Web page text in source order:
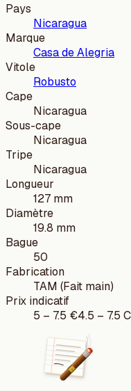
Pays
Nicaragua
Marque
Casa de Alegria
Vitole
Robusto
Cape
Nicaragua
Sous-cape
Nicaragua
Tripe
Nicaragua
Longueur
127 mm
Diamètre
19.8 mm
Bague
50
Fabrication
TAM (Fait main)
Prix indicatif
5 – 7.5 €4.5 – 7.5